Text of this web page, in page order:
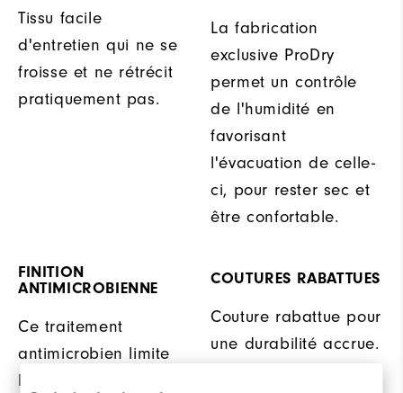
Tissu facile
d'entretien qui ne se
froisse et ne rétrécit
pratiquement pas.
La fabrication
exclusive ProDry
permet un contrôle
de l'humidité en
favorisant
l'évacuation de celle-
ci, pour rester sec et
être confortable.
FINITION
ANTIMICROBIENNE
Ce traitement
antimicrobien limite
les mauvaises odeurs,
COUTURES RABATTUES
Couture rabattue pour
une durabilité accrue.